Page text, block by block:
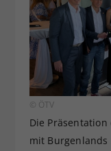
© ÖTV
Die
mit